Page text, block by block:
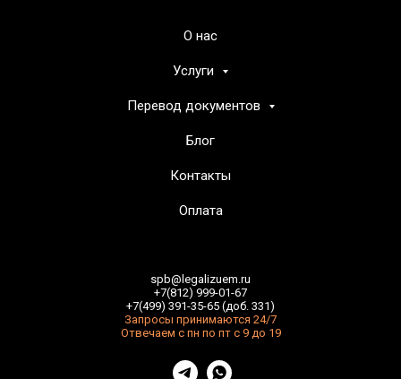
О нас
Услуги
Перевод документов
Блог
Контакты
Оплата
spb@legalizuem.ru
+7(812) 999-01-67
+7(499) 391-35-65 (доб. 331)
Запросы принимаются 24/7
Отвечаем с пн по пт с 9 до 19